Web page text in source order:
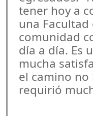
tener hoy a
una
comunidad
día a día. Es
mucha
el camino no
requirió